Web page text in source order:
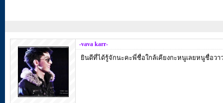
-vava karr-
ยินดีที่ได้รู้จักนะคะพี่ชื่อใกล้เคียงกะหนูเลยหนูชื่อวา